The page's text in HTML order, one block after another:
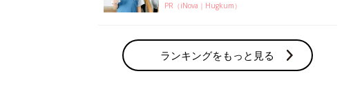
PR（iNova｜Hugkum）
ランキングをもっと見る